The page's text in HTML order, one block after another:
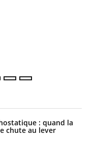
: quand la
chute au lever